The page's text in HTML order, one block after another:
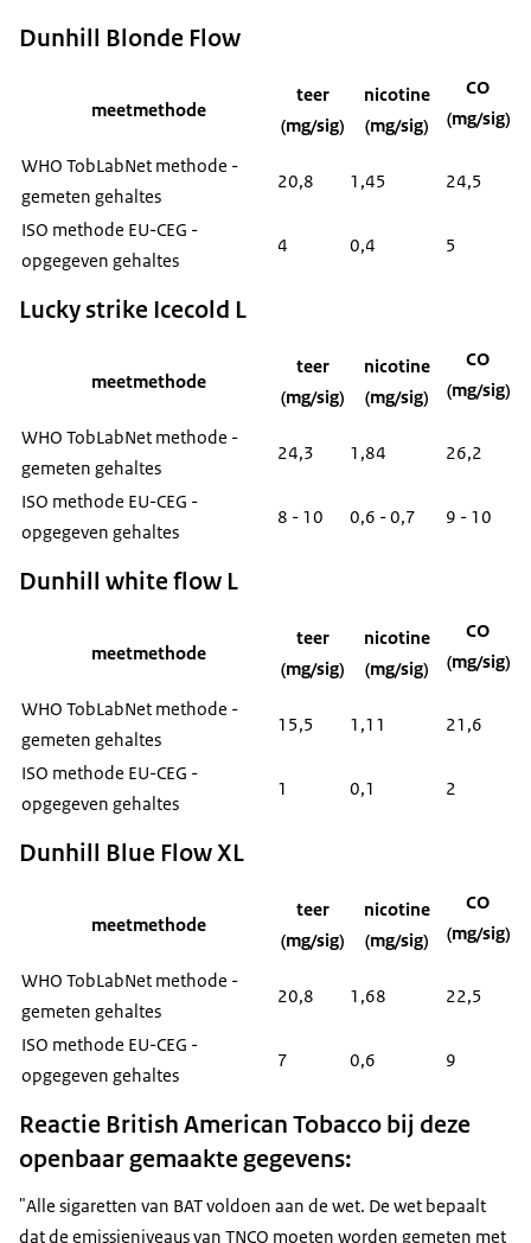
Dunhill Blonde Flow
meetmethode
teer
(mg/sig)
nicotine
(mg/sig)
CO
(mg/sig)
WHO TobLabNet methode -
gemeten gehaltes
20,8 1,45 24,5
ISO methode EU-CEG -
opgegeven gehaltes
4 0,4 5
Lucky strike Icecold L
meetmethode
teer
(mg/sig)
nicotine
(mg/sig)
CO
(mg/sig)
WHO TobLabNet methode -
gemeten gehaltes
24,3 1,84 26,2
ISO methode EU-CEG -
opgegeven gehaltes
8 - 10 0,6 - 0,7 9 - 10
Dunhill white flow L
meetmethode
teer
(mg/sig)
nicotine
(mg/sig)
CO
(mg/sig)
WHO TobLabNet methode -
gemeten gehaltes
15,5 1,11 21,6
ISO methode EU-CEG -
opgegeven gehaltes
1 0,1 2
Dunhill Blue Flow XL
meetmethode
teer
(mg/sig)
nicotine
(mg/sig)
CO
(mg/sig)
WHO TobLabNet methode -
gemeten gehaltes
20,8 1,68 22,5
ISO methode EU-CEG -
opgegeven gehaltes
7 0,6 9
Reactie British American Tobacco bij deze
openbaar gemaakte gegevens:
"Alle sigaretten van BAT voldoen aan de wet. De wet bepaalt
dat de emissieniveaus van TNCO moeten worden gemeten met